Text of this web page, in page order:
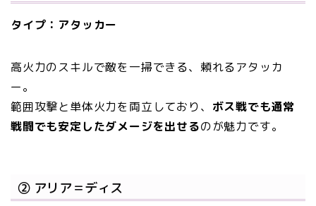
タイプ：アタッカー
高火力のスキルで敵を一掃できる、頼れるアタッカ
ー。
範囲攻撃と単体火力を両立しており、 ボス戦でも通常
戦闘でも安定したダメージを出せるのが魅力です。
② アリア＝ディス